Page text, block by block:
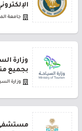
جامعة
وزارة
بجميع
وزارة
مستشفى